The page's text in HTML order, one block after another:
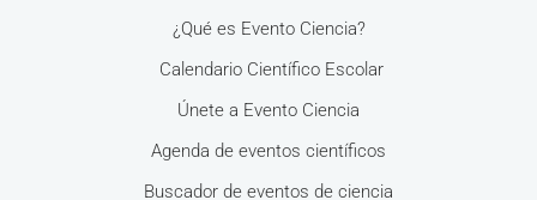
¿Qué es Evento Ciencia?
Calendario Científico Escolar
Únete a Evento Ciencia
Agenda de eventos científicos
Buscador de eventos de ciencia